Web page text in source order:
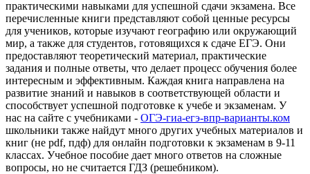
практическими навыками для успешной сдачи экзамена. Все
перечисленные книги представляют собой ценные ресурсы
для учеников, которые изучают географию или окружающий
мир, а также для студентов, готовящихся к сдаче ЕГЭ. Они
предоставляют теоретический материал, практические
задания и полные ответы, что делает процесс обучения более
интересным и эффективным. Каждая книга направлена на
развитие знаний и навыков в соответствующей области и
способствует успешной подготовке к учебе и экзаменам. У
нас на сайте с учебниками - ОГЭ-гиа-егэ-впр-варианты.ком
школьники также найдут много других учебных материалов и
книг (не pdf, пдф) для онлайн подготовки к экзаменам в 9-11
классах. Учебное пособие дает много ответов на сложные
вопросы, но не считается ГДЗ (решебником).